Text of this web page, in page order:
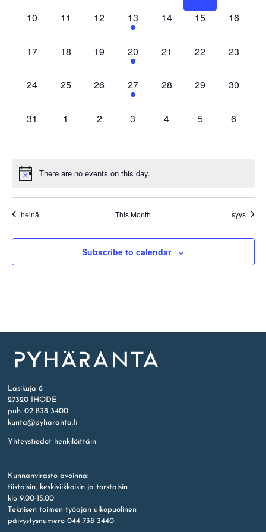
0
10
0
11
0
12
1
event,
13
0
14
0
15
0
16
0
17
0
18
0
19
1
event,
20
0
21
0
22
0
23
0
24
0
25
0
26
2
events,
27
0
28
0
29
0
30
0
31
0
1
0
2
0
3
0
4
0
5
0
6
There are no events on this day.
heinä This Month syys
Subscribe to calendar
Lasikuja 6
27320 IHODE
puh. 02 838 3400
kunta@pyharanta.fi
Yhteystiedot henkilöittäin
Kunnanvirasto avoinna:
tiistaisin, keskiviikkoisin ja torstaisin
klo 9.00-15.00
Teknisen toimen työajan ulkopuolinen
päivystysnumero 044 738 3440